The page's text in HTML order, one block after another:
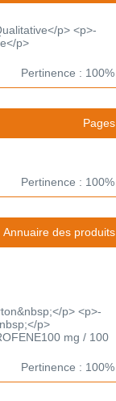
p> <p>-
p>
Pertinence : 100%
Pages
Pertinence : 100%
Annuaire des produits
p> <p>-
p>
mg / 100
Pertinence : 100%